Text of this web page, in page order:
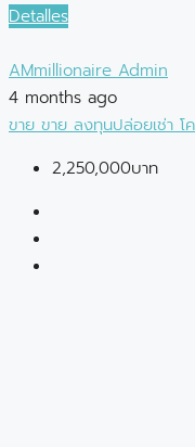
Detalles
AMmillionaire Admin
4 months ago
ขาย ขาย ลงทุนปล่อยเช่า โ
2,250,000บาท